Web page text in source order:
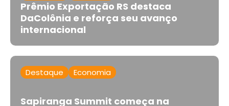
Prêmio Exportação RS destaca
DaColônia e reforça seu avanço
internacional
Destaque Economia
Sapiranga Summit começa na